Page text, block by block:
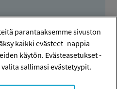
parantaaksemme sivuston
kaikki evästeet -nappia
käytön. Evästeasetukset -
sallimasi evästetyypit.